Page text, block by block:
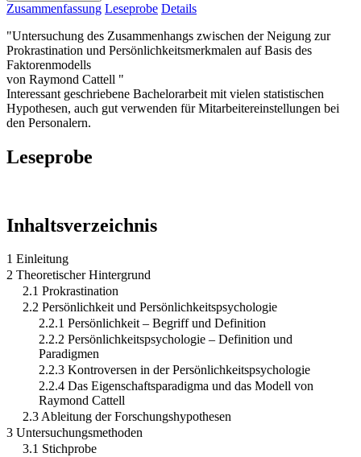
Zusammenfassung Leseprobe Details
"Untersuchung des Zusammenhangs zwischen der Neigung zur
Prokrastination und Persönlichkeitsmerkmalen auf Basis des
Faktorenmodells
von Raymond Cattell "
Interessant geschriebene Bachelorarbeit mit vielen statistischen
Hypothesen, auch gut verwenden für Mitarbeitereinstellungen bei
den Personalern.
Leseprobe
Inhaltsverzeichnis
1 Einleitung
2 Theoretischer Hintergrund
2.1 Prokrastination
2.2 Persönlichkeit und Persönlichkeitspsychologie
2.2.1 Persönlichkeit – Begriff und Definition
2.2.2 Persönlichkeitspsychologie – Definition und
Paradigmen
2.2.3 Kontroversen in der Persönlichkeitspsychologie
2.2.4 Das Eigenschaftsparadigma und das Modell von
Raymond Cattell
2.3 Ableitung der Forschungshypothesen
3 Untersuchungsmethoden
3.1 Stichprobe